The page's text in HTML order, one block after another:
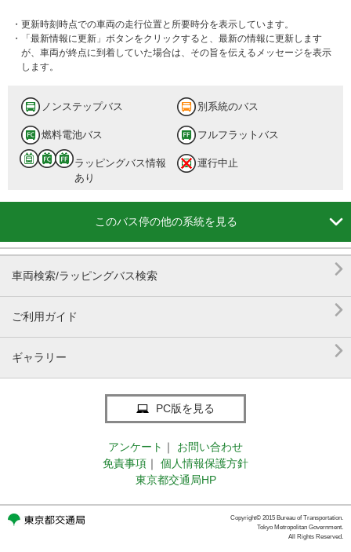
・更新時刻時点での車両の走行位置と所要時分を表示しています。
・「最新情報に更新」ボタンをクリックすると、最新の情報に更新します
が、車両が終点に到着していた場合は、その旨を伝えるメッセージを表示
します。
ノンステップバス 別系統のバス
燃料電池バス フルフラットバス
ラッピングバス情報
あり
運行中止
このバス停の他の系統を見る 
車両検索/ラッピングバス検索 
ご利用ガイド 
ギャラリー 
PC版を見る
アンケート ｜
お問い合わせ
免責事項 ｜
個人情報保護方針
東京都交通局HP
Copyright© 2015 Bureau of Transportation.
Tokyo Metropolitan Government.
All Rights Reserved.